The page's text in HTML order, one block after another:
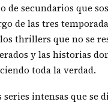
de secundarios que
de las tres
thrillers que no se
y las historias
toda la verdad.
series intensas que se